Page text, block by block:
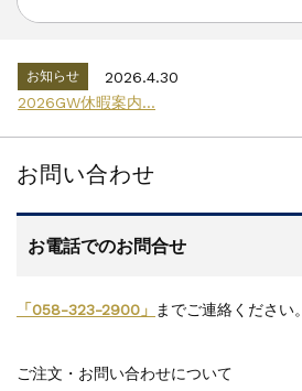
お知らせ
2026.8.2
お知らせ
2026.4.30
2026GW休暇案内...
お知らせ
2026.4.30
お問い合わせ
お電話でのお問合せ
「058-323-2900」 までご連絡ください。
ご注文・お問い合わせについて